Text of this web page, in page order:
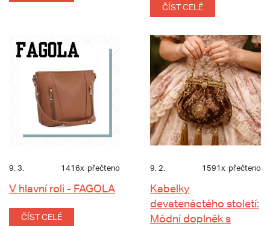
ČÍST CELÉ
9. 3. 1416x přečteno
V hlavní roli - FAGOLA
ČÍST CELÉ
9. 2. 1591x přečteno
Kabelky
devatenáctého století:
Módní doplněk s